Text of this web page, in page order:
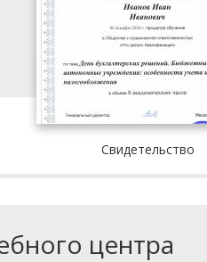
Свидетельство
центра